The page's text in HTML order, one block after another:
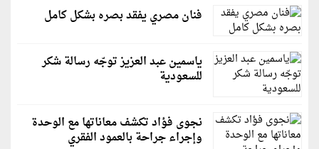
فنان مصري يفقد بصره بشكل كامل
ياسمين عبد العزيز توجّه رسالة شكر
للسعودية
نجوى فؤاد تكشف معاناتها مع الوحدة
وإجراء جراحة بالعمود الفقري